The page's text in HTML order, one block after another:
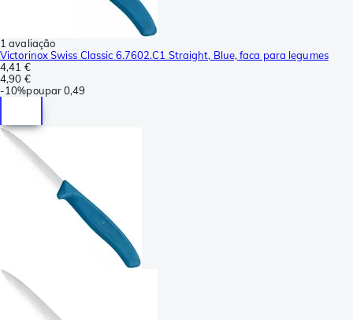
1 avaliação
Victorinox Swiss Classic 6.7602.C1 Straight, Blue, faca para legumes
4,41 €
4,90 €
-10%poupar0,49